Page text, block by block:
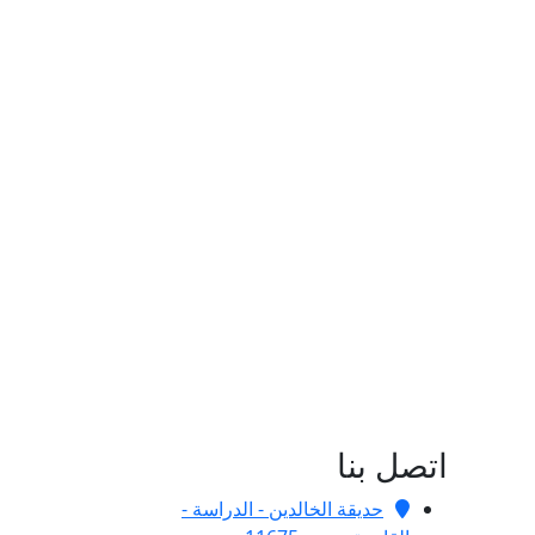
اتصل بنا
حديقة الخالدين - الدراسة -